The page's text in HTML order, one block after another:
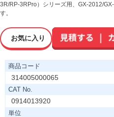
3R/RP-3RPro）シリーズ用、GX-2012/
す。
お気に入り
商品コード
314005000065
CAT No.
0914013920
単位